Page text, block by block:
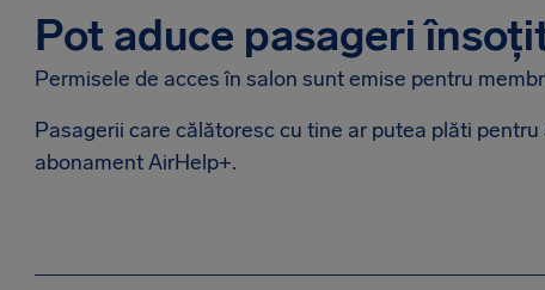
Pot aduce pasageri
Permisele de acces în salon sunt emise pentru
Pasagerii care călătoresc cu tine ar putea plăti
abonament AirHelp+.